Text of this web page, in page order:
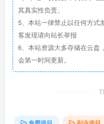
其真实性负责。
5、本站一律禁止以任何方式
客发现请向站长举报
6、本站资源大多存储在云盘
会第一时间更新。
免费项目
副业项目